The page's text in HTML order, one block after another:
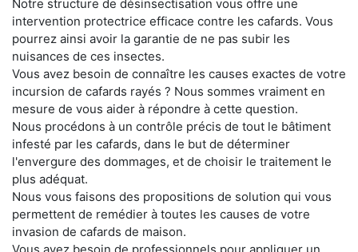
Notre structure de désinsectisation vous offre une
intervention protectrice efficace contre les cafards. Vous
pourrez ainsi avoir la garantie de ne pas subir les
nuisances de ces insectes.
Vous avez besoin de connaître les causes exactes de votre
incursion de cafards rayés ? Nous sommes vraiment en
mesure de vous aider à répondre à cette question.
Nous procédons à un contrôle précis de tout le bâtiment
infesté par les cafards, dans le but de déterminer
l'envergure des dommages, et de choisir le traitement le
plus adéquat.
Nous vous faisons des propositions de solution qui vous
permettent de remédier à toutes les causes de votre
invasion de cafards de maison.
Vous avez besoin de professionnels pour appliquer un